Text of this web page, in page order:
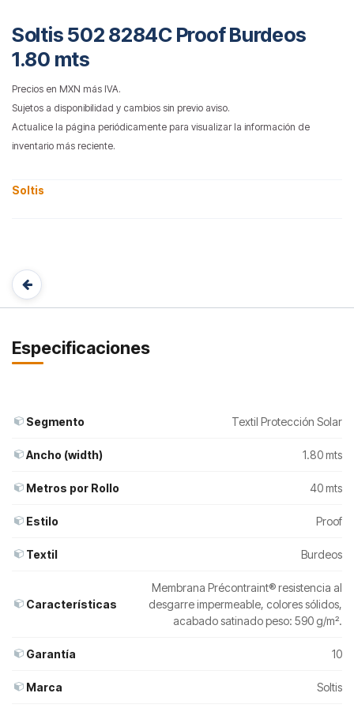
Soltis 502 8284C Proof Burdeos
1.80 mts
Precios en MXN más IVA.
Sujetos a disponibilidad y cambios sin previo aviso.
Actualice la página periódicamente para visualizar la información de
inventario más reciente.
Soltis
Especificaciones
Segmento Textil Protección Solar
Ancho (width) 1.80 mts
Metros por Rollo 40 mts
Estilo Proof
Textil Burdeos
Características
Membrana Précontraint® resistencia al
desgarre impermeable, colores sólidos,
acabado satinado peso: 590 g/m².
Garantía 10
Marca Soltis